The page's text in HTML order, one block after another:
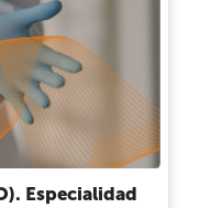
Especialidad